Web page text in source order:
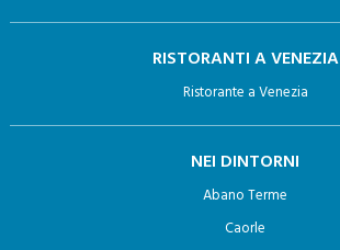
Mostra del Cinema
Carnevale a Venezia 2026
RISTORANTI A VENEZIA
Ristorante a Venezia
NEI DINTORNI